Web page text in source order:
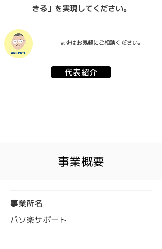
きる」を実現してください。
まずはお気軽にご相談ください。
代表紹介
​事業概要
​事業所名
パソ楽サポート